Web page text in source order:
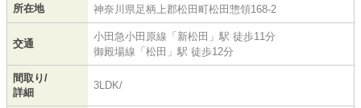
所在地 神奈川県 足柄上郡松田町松田惣領168-2
交通
小田急小田原線 「 新松田 」駅 徒歩11分
御殿場線 「 松田 」駅 徒歩12分
間取り/
詳細
3LDK/